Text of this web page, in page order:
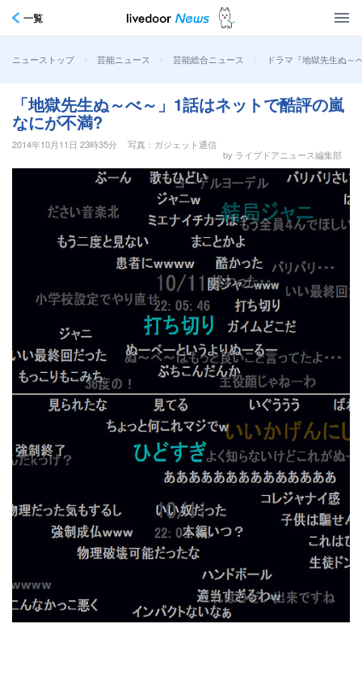
一覧
ニューストップ > 芸能ニュース > 芸能総合ニュース > ドラマ『地獄先生ぬ
「地獄先生ぬ～べ～」1話はネットで酷評の嵐
なにが不満?
2014年10月11日 23時35分
写真：ガジェット通信
by ライブドアニュース編集部